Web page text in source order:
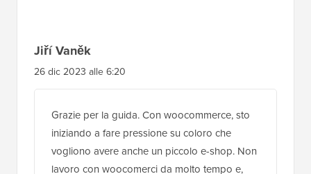
Jiří Vaněk
26 dic 2023 alle 6:20
Grazie per la guida. Con woocommerce, sto
iniziando a fare pressione su coloro che
vogliono avere anche un piccolo e-shop. Non
lavoro con woocomerci da molto tempo e,